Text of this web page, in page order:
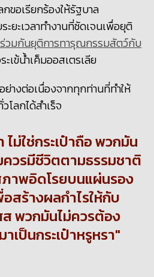
อเรียกร้องให้รัฐบาล
ยะเวลาทำงานที่ชัดเจนเพื่อยุติ
ร่วมกันยุติการทารุณกรรมสัตว์กับ
เข้น้ำเค็มออสเตรเลีย
งต่อเนื่องจากทุกท่านที่ทำให้
โลกได้สำเร็จ
ไม่ใช่กระเป๋าถือ พวกมัน
วรมีชีวิตตามธรรมชาติ
ภาพอิดโรยบนแผ่นรอง
สร้างผลกำไรให้กับ
พวกมันไม่ควรต้อง
เป็นกระเป๋าหรูหรา